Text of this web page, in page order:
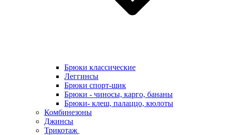
Брюки классические
Леггинсы
Брюки спорт-шик
Брюки - чиносы, карго, бананы
Брюки- клеш, палаццо, кюлоты
Комбинезоны
Джинсы
Трикотаж